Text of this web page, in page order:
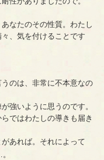
なたのその性質。わたし
、気を付けることです
のは、非常に不本意なの
強いように思うのです。
ではわたしの導きも届き
あれば。それによって